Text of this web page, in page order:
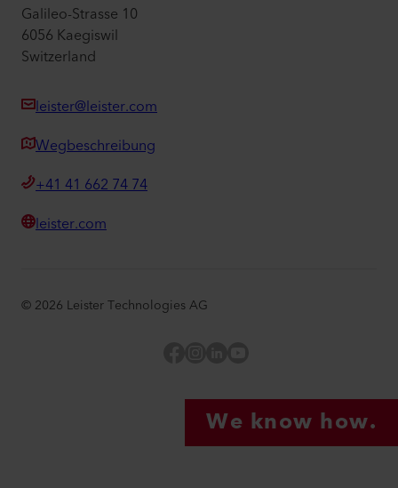
Galileo-Strasse 10
6056 Kaegiswil
Switzerland
leister@leister.com
Wegbeschreibung
+41 41 662 74 74
leister.com
© 2026 Leister Technologies AG
We know how.